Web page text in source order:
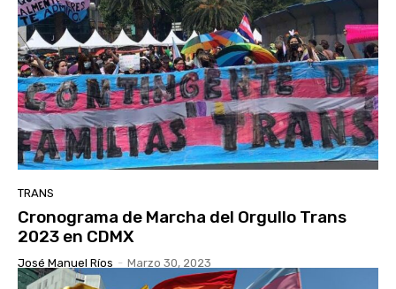
TRANS
Cronograma de Marcha del Orgullo Trans
2023 en CDMX
José Manuel Ríos - Marzo 30, 2023